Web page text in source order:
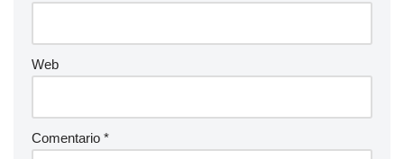
Web
Comentario *